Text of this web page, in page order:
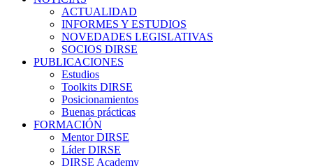
ACTUALIDAD
INFORMES Y ESTUDIOS
NOVEDADES LEGISLATIVAS
SOCIOS DIRSE
PUBLICACIONES
Estudios
Toolkits DIRSE
Posicionamientos
Buenas prácticas
FORMACIÓN
Mentor DIRSE
Líder DIRSE
DIRSE Academy